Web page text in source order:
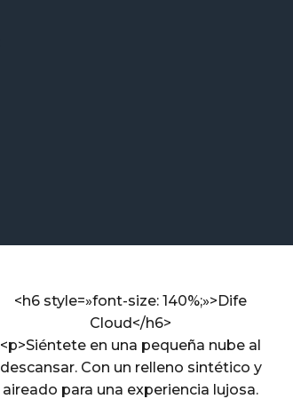
<h6 style=»font-size: 140%;»>Dife
Cloud</h6>
<p>Siéntete en una pequeña nube al
descansar. Con un relleno sintético y
aireado para una experiencia lujosa.